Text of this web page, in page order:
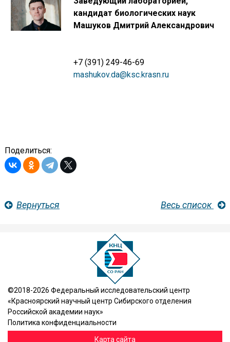
кандидат биологических наук
Машуков Дмитрий Александрович
+7 (391) 249-46-69
mashukov.da@ksc.krasn.ru
Поделиться:
Вернуться Весь список
©2018-2026 Федеральный исследовательский центр
«Красноярский научный центр Сибирского отделения
Российской академии наук»
Политика конфиденциальности
Карта сайта